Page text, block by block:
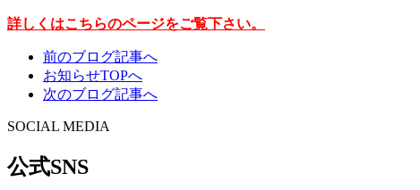
詳しくはこちらのページをご覧下さい。
前のブログ記事へ
お知らせTOPへ
次のブログ記事へ
SOCIAL MEDIA
公式SNS